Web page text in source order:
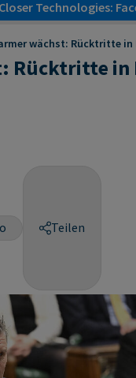
Technologies:
wächst: Rücktritte in
Rücktritte in
Teilen